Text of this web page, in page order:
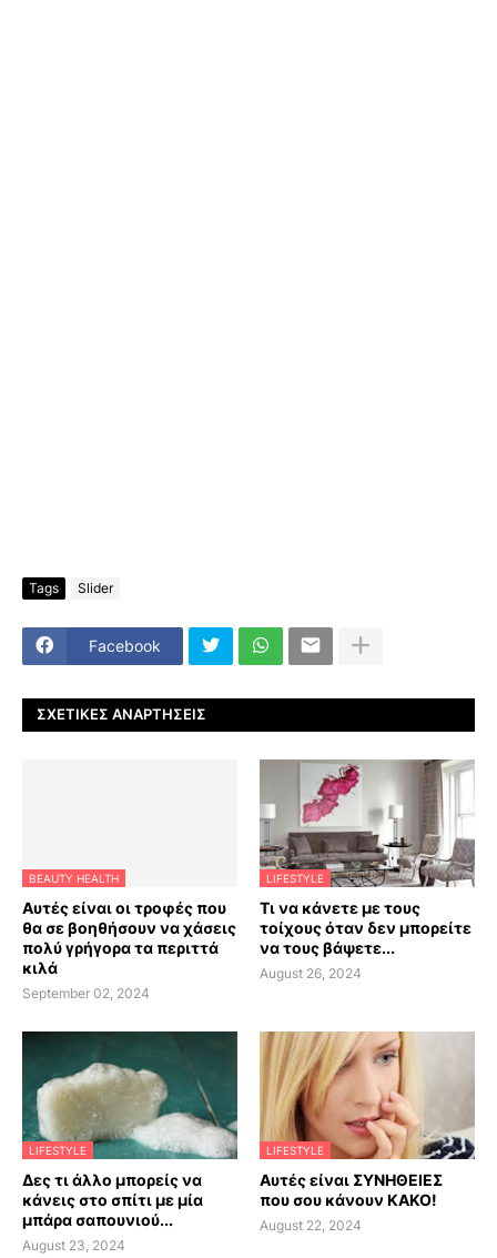
Tags Slider
Facebook
ΣΧΕΤΙΚΈΣ ΑΝΑΡΤΉΣΕΙΣ
BEAUTY HEALTH
Αυτές είναι οι τροφές που
θα σε βοηθήσουν να χάσεις
πολύ γρήγορα τα περιττά
κιλά
September 02, 2024
LIFESTYLE
Τι να κάνετε με τους
τοίχους όταν δεν μπορείτε
να τους βάψετε...
August 26, 2024
LIFESTYLE
Δες τι άλλο μπορείς να
κάνεις στο σπίτι με μία
μπάρα σαπουνιού...
August 23, 2024
LIFESTYLE
Αυτές είναι ΣΥΝΗΘΕΙΕΣ
που σου κάνουν ΚΑΚΟ!
August 22, 2024